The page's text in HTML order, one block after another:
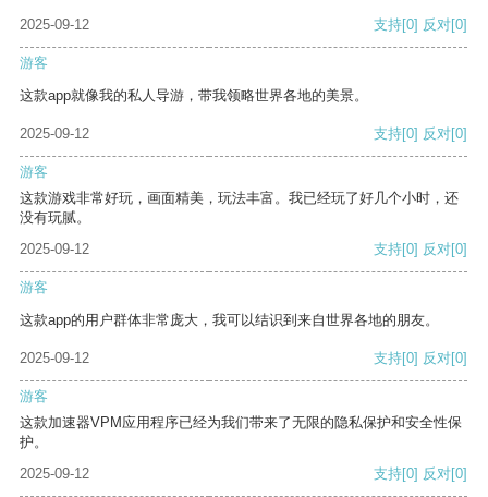
2025-09-12 支持[0] 反对[0]
游客
这款app就像我的私人导游，带我领略世界各地的美景。
2025-09-12 支持[0] 反对[0]
游客
这款游戏非常好玩，画面精美，玩法丰富。我已经玩了好几个小时，还
没有玩腻。
2025-09-12
支持[0] 反对[0]
游客
这款app的用户群体非常庞大，我可以结识到来自世界各地的朋友。
2025-09-12 支持[0] 反对[0]
游客
这款加速器VPM应用程序已经为我们带来了无限的隐私保护和安全性保
护。
2025-09-12
支持[0] 反对[0]